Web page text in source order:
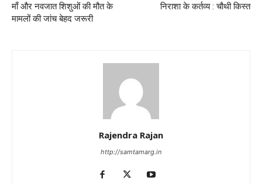
माँ और नवजात शिशुओं की मौत के
मामलों की जांच बेहद जरूरी
निराशा के कर्तव्य : चौथी किस्त
Rajendra Rajan
http://samtamarg.in